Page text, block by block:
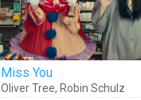
Miss You
Oliver Tree, Robin Schulz